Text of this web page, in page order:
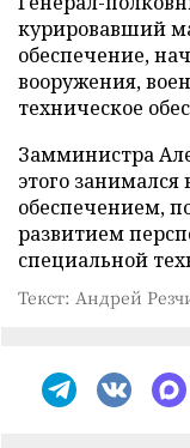
курировавший
обеспечение,
вооружения,
техническое
Замминистра
этого
обеспечением,
развитием
специальной
Текст: Андрей